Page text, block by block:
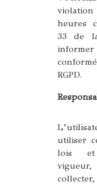
heures
33 de
informer
RGPD.
utiliser
lois et
vigueur,